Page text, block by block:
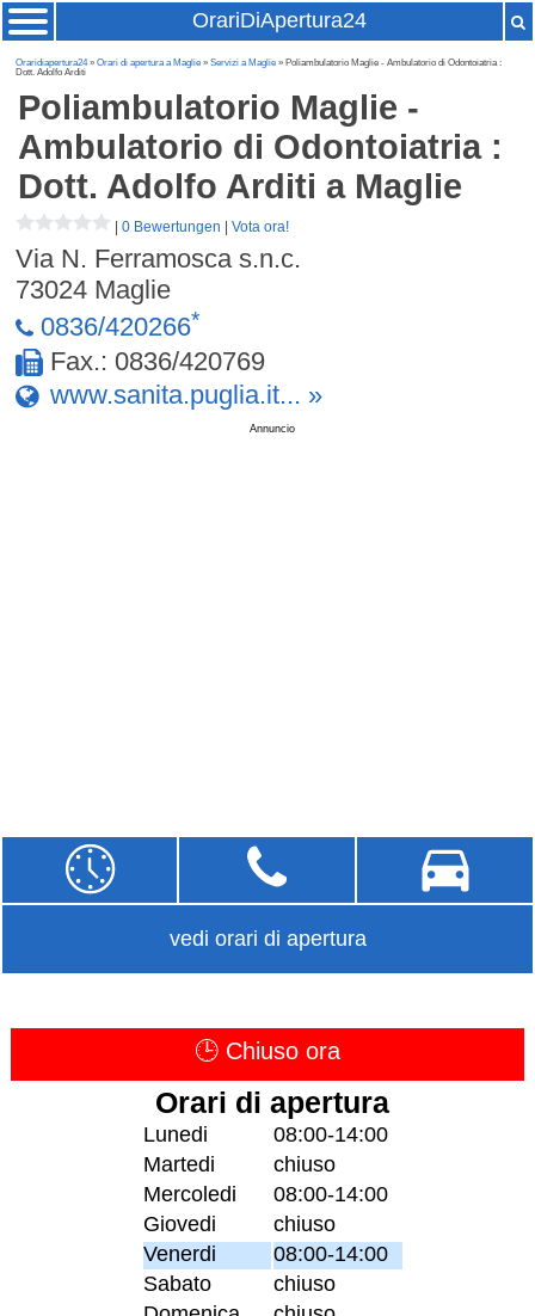
OrariDiApertura24
Oraridiapertura24»Orari di apertura a Maglie »Servizi a Maglie » Poliambulatorio Maglie - Ambulatorio di Odontoiatria :
Dott. Adolfo Arditi
Poliambulatorio Maglie -
Ambulatorio di Odontoiatria :
Dott. Adolfo Arditi a Maglie
|0 Bewertungen |Vota ora!
Via N. Ferramosca s.n.c.
73024 Maglie
0836/420266*
Fax.: 0836/420769
www.sanita.puglia.it... »
Annuncio
vedi orari di apertura
🕒 Chiuso ora
Orari di apertura
Lunedi
08:00-14:00
Martedi
chiuso
Mercoledi
08:00-14:00
Giovedi
chiuso
Venerdi
08:00-14:00
Sabato
chiuso